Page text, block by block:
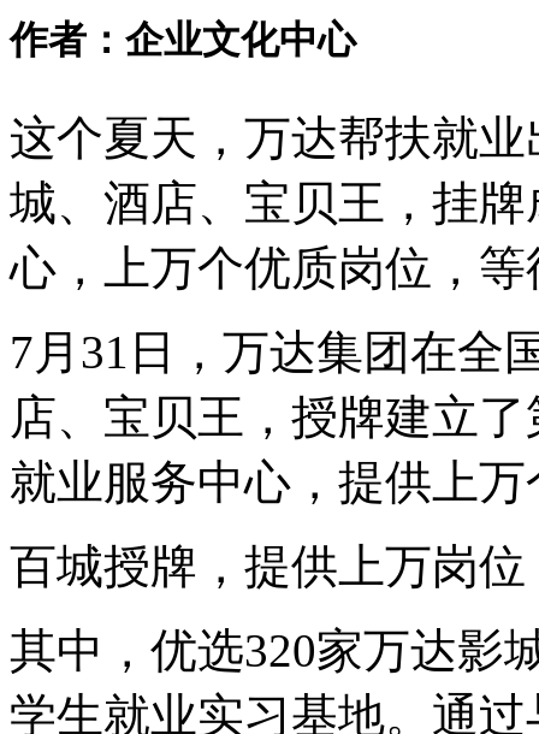
作者：企业文化中心
这个夏天，万达帮扶就
城、酒店、宝贝王，挂
心，上万个优质岗位，
7月31日，万达集团在全
店、宝贝王，授牌建立
就业服务中心，提供上
百城授牌，提供上万岗位
其中，优选320家万达影
学生就业实习基地。通